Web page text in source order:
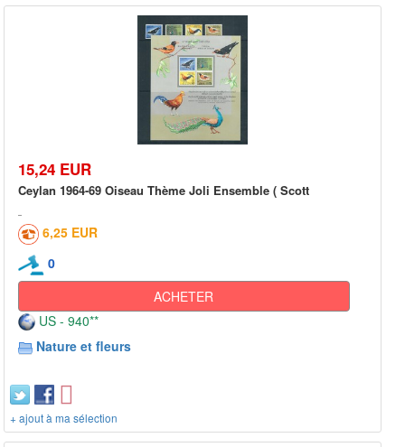
15,24 EUR
Ceylan 1964-69 Oiseau Thème Joli Ensemble ( Scott
6,25 EUR
0
ACHETER
US - 940**
Nature et fleurs
+ ajout à ma sélection